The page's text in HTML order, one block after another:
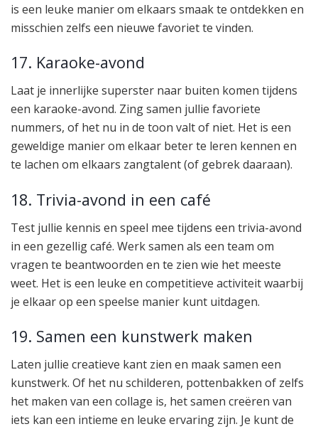
is een leuke manier om elkaars smaak te ontdekken en
misschien zelfs een nieuwe favoriet te vinden.
17. Karaoke-avond
Laat je innerlijke superster naar buiten komen tijdens
een karaoke-avond. Zing samen jullie favoriete
nummers, of het nu in de toon valt of niet. Het is een
geweldige manier om elkaar beter te leren kennen en
te lachen om elkaars zangtalent (of gebrek daaraan).
18. Trivia-avond in een café
Test jullie kennis en speel mee tijdens een trivia-avond
in een gezellig café. Werk samen als een team om
vragen te beantwoorden en te zien wie het meeste
weet. Het is een leuke en competitieve activiteit waarbij
je elkaar op een speelse manier kunt uitdagen.
19. Samen een kunstwerk maken
Laten jullie creatieve kant zien en maak samen een
kunstwerk. Of het nu schilderen, pottenbakken of zelfs
het maken van een collage is, het samen creëren van
iets kan een intieme en leuke ervaring zijn. Je kunt de